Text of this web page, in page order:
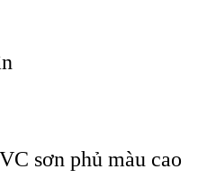
sơn phủ màu cao